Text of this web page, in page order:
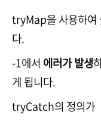
tryMap을 사용하여
다.
-1에서 에러가 발생
게 됩니다.
tryCatch의 정의가